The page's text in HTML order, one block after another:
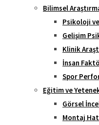
Bilimsel
Psikoloji
Gelişim
Klinik
İnsan
Spor
Eğitim ve
Görsel
Montaj